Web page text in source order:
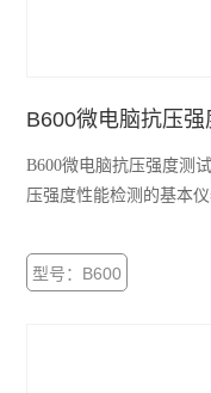
B600微电脑抗压强
B600微电脑抗压强度测
压强度性能检测的基本
型号：B600